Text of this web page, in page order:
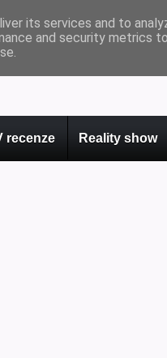
recenze Reality show
its services and to
and security metrics